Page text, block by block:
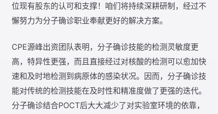
位现有股东的认可和支撑！咱们将持续深耕研制，经过不
懈努力为分子确诊职业奉献更好的解决方案。
CPE源峰出资团队表明，分子确诊技能的检测灵敏度更
高，特异性更强，而且直接经过对核酸的检测可以愈加快
速和及时地检测到病原体的感染状况。因而，分子确诊技
能对传统的检测技能在及时性和精准度做了更强的迭代。
分子确诊结合POCT后大大减少了对实验室环境的依靠，